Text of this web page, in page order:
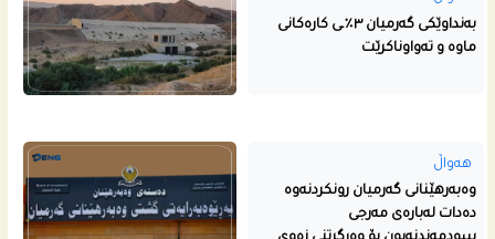
بەنداوێکی گەرمیان ٣٪ـی کارەکانی
ماوە و تەواوناکرێت
هەواڵ
وەبەرهێنانی گەرمیان رونکردنەوە
دەدات لەبارەی مەرجی